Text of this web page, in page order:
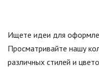
Ищете идеи для
Просматривайте нашу
различных стилей и